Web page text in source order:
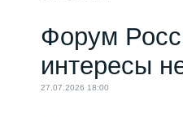
Форум
интересы
27.07.2026 18:00